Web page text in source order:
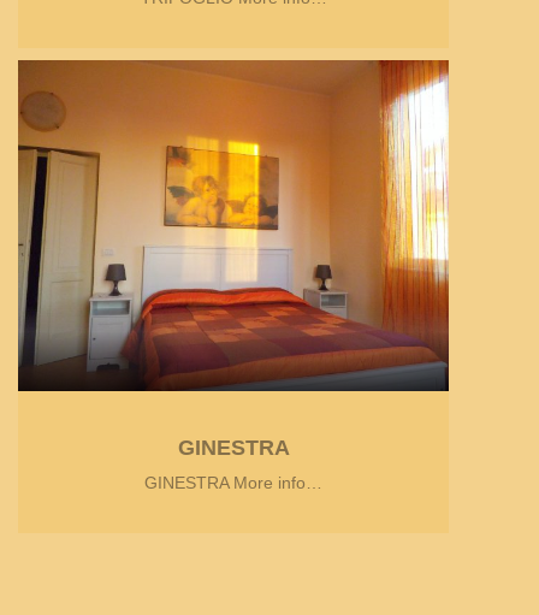
GINESTRA
GINESTRA More info…